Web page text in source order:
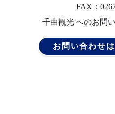
FAX：
千曲観光 へのお問
お問い合わせ